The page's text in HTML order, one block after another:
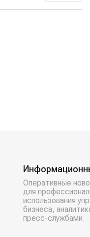
Оперативные
для
использования
бизнеса,
пресс-службами.